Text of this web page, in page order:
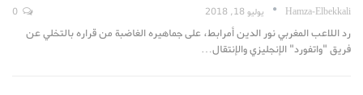
Hamza-Elbekkali يوليو 18, 2018
رد اللاعب المغربي نور الدين أمرابط، على جماهيره الغاضبة من قراره بالتخلي عن
فريق "واتفورد" الإنجليزي والإنتقال…